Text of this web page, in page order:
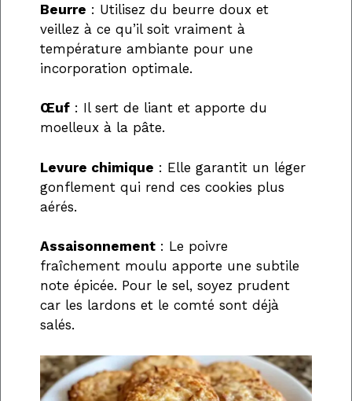
Beurre : Utilisez du beurre doux et
veillez à ce qu’il soit vraiment à
température ambiante pour une
incorporation optimale.
Œuf : Il sert de liant et apporte du
moelleux à la pâte.
Levure chimique : Elle garantit un léger
gonflement qui rend ces cookies plus
aérés.
Assaisonnement : Le poivre
fraîchement moulu apporte une subtile
note épicée. Pour le sel, soyez prudent
car les lardons et le comté sont déjà
salés.